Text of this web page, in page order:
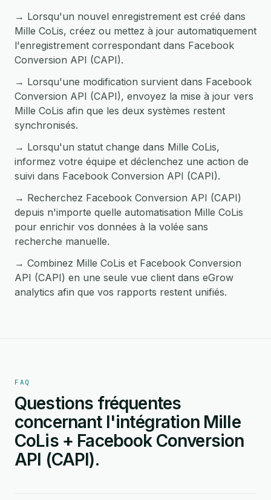
→ Lorsqu'un nouvel enregistrement est créé dans
Mille CoLis, créez ou mettez à jour automatiquement
l'enregistrement correspondant dans Facebook
Conversion API (CAPI).
→ Lorsqu'une modification survient dans Facebook
Conversion API (CAPI), envoyez la mise à jour vers
Mille CoLis afin que les deux systèmes restent
synchronisés.
→ Lorsqu'un statut change dans Mille CoLis,
informez votre équipe et déclenchez une action de
suivi dans Facebook Conversion API (CAPI).
→ Recherchez Facebook Conversion API (CAPI)
depuis n'importe quelle automatisation Mille CoLis
pour enrichir vos données à la volée sans
recherche manuelle.
→ Combinez Mille CoLis et Facebook Conversion
API (CAPI) en une seule vue client dans eGrow
analytics afin que vos rapports restent unifiés.
FAQ
Questions fréquentes
concernant l'intégration Mille
CoLis + Facebook Conversion
API (CAPI).